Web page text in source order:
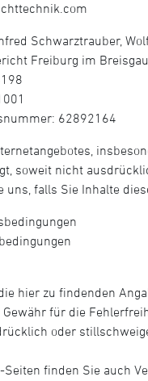
Schwarztrauber,
Freiburg im Breisgau
62892164
soweit nicht
uns, falls Sie Inhalte
hier zu findenden
für die
oder
finden Sie auch